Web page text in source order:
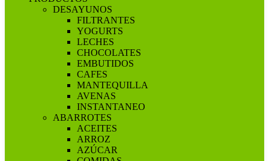
DESAYUNOS
FILTRANTES
YOGURTS
LECHES
CHOCOLATES
EMBUTIDOS
CAFES
MANTEQUILLA
AVENAS
INSTANTANEO
ABARROTES
ACEITES
ARROZ
AZÚCAR